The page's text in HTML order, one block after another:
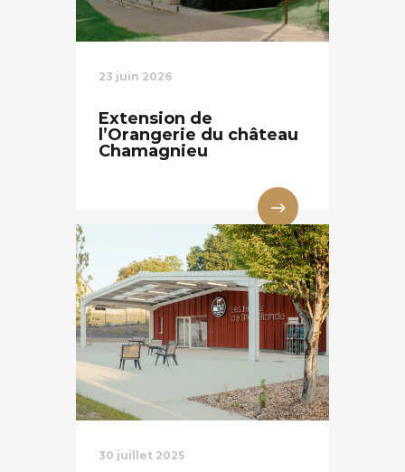
23 juin 2026
Extension de
l’Orangerie du château
Chamagnieu
30 juillet 2025